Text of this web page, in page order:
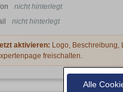
Alle
nicht hinterlegt
nicht hinterlegt
aktivieren: Logo, Beschreibung,
freischalten.